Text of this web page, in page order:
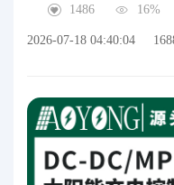
1486
16%
2026-07-18 04:40:04